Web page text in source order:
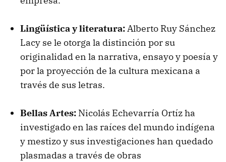
Lingüística y literatura:Alberto Ruy Sánchez
Lacy se le otorga la distinción por su
originalidad en la narrativa, ensayo y poesía y
por la proyección de la cultura mexicana a
través de sus letras.
Bellas Artes: Nicolás Echevarría Ortíz ha
investigado en las raíces del mundo indígena
y mestizo y sus investigaciones han quedado
plasmadas a través de obras